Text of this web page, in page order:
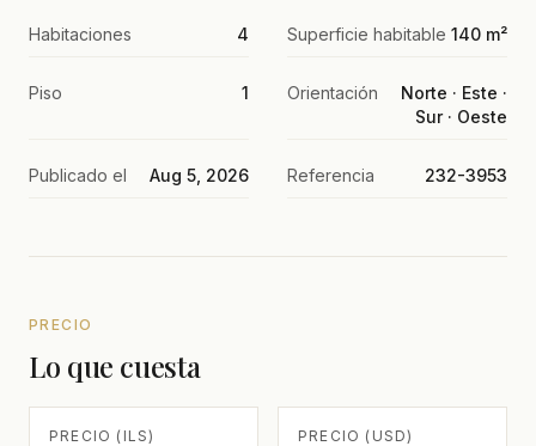
Habitaciones 4 Superficie habitable 140 m²
Piso 1 Orientación
Norte · Este ·
Sur · Oeste
Publicado el Aug 5, 2026 Referencia 232-3953
PRECIO
Lo que cuesta
PRECIO (ILS) PRECIO (USD)